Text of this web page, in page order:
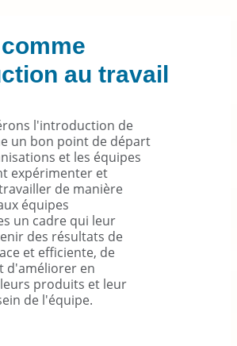
au travail
l'introduction de
un bon point de départ
et les équipes
expérimenter et
de manière
équipes
un cadre qui leur
des résultats de
et efficiente, de
d'améliorer en
produits et leur
de l'équipe.